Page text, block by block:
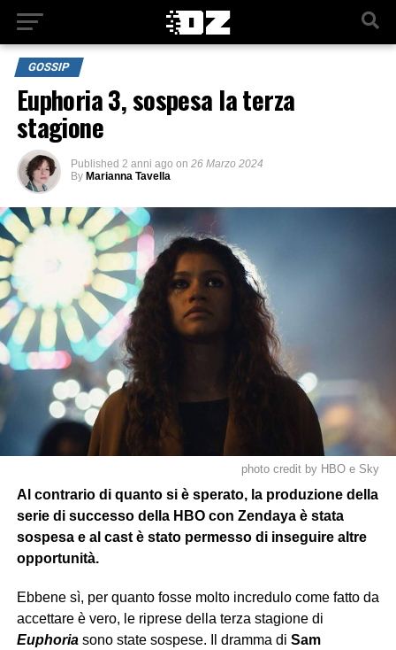
GOSSIP
Euphoria 3, sospesa la terza
stagione
Published 2 anni ago on 26 Marzo 2024
By Marianna Tavella
photo credit by HBO e Sky
Al contrario di quanto si è sperato, la produzione della
serie di successo della HBO con Zendaya è stata
sospesa e al cast è stato permesso di inseguire altre
opportunità.
Ebbene sì, per quanto fosse molto incredulo come fatto da
accettare è vero, le riprese della terza stagione di
Euphoriasono state sospese. Il dramma di Sam